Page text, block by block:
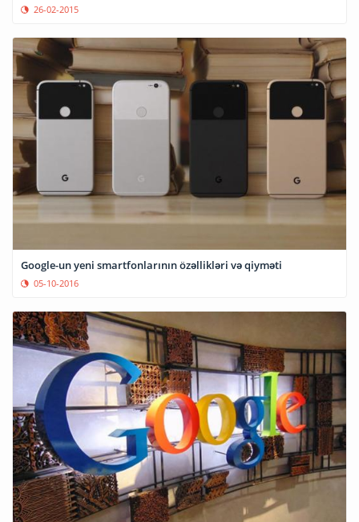
26-02-2015
Google-un yeni smartfonlarının özəllikləri və qiyməti
05-10-2016